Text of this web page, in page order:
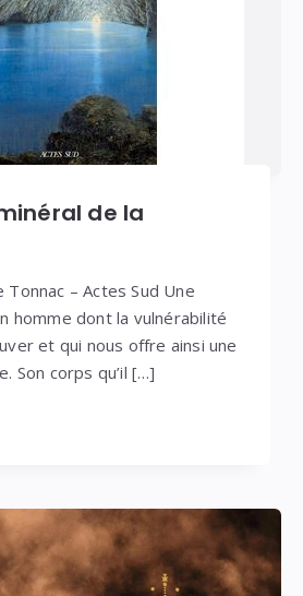
de la
Tonnac – Actes Sud Une
homme dont la vulnérabilité
et qui nous offre ainsi une
Son corps qu’il […]